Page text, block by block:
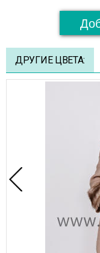
ДРУГИЕ ЦВЕТА: